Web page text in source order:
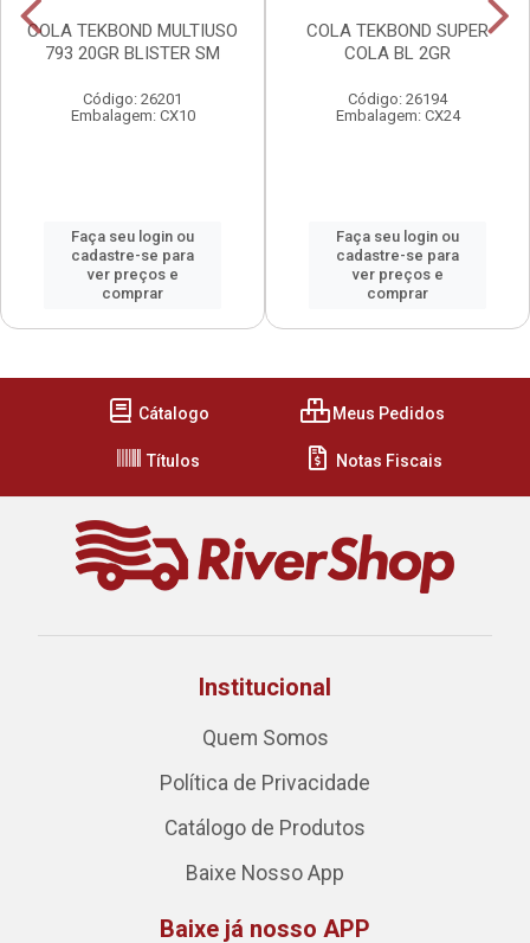
COLA TEKBOND MULTIUSO
793 20GR BLISTER SM
Código: 26201
Embalagem: CX10
Faça seu login ou
cadastre-se para
ver preços e
comprar
COLA TEKBOND SUPER
COLA BL 2GR
Código: 26194
Embalagem: CX24
Faça seu login ou
cadastre-se para
ver preços e
comprar
Cátalogo Meus Pedidos
Títulos Notas Fiscais
Institucional
Quem Somos
Política de Privacidade
Catálogo de Produtos
Baixe Nosso App
Baixe já nosso APP